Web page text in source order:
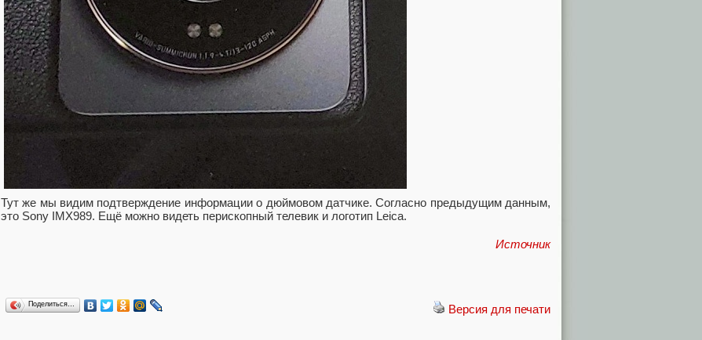
Тут же мы видим подтверждение информации о дюймовом датчике. Согласно предыдущим данным,
это Sony IMX989. Ещё можно видеть перископный телевик и логотип Leica.
Источник
Версия для печати
Поделиться…